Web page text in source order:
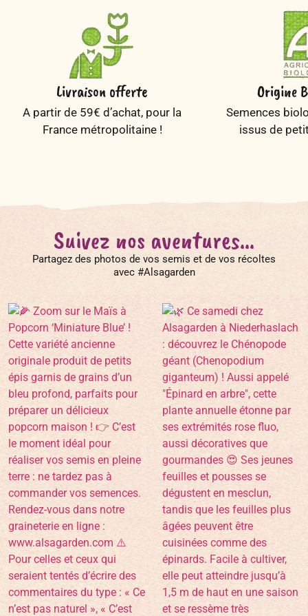
Livraison offerte
A partir de 59€ d’achat, pour la
France métropolitaine !
Origine
Semences
issus de
Suivez nos aventures...
Partagez des photos de vos semis et de vos récoltes
avec #Alsagarden